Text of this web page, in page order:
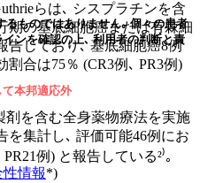
らは､ シスプラチンを含
期の基底細胞癌または有棘細
告しており､ 基底細胞癌8例
合は75％ (CR3例､ PR3例)
剤を含む全身薬物療法を実施
を集計し､ 評価可能46例にお
例) と報告している²⁾｡
ものではありません｡ 個々の患者
ンを確認の上､ 利用者の判断と責
本邦適応外
性情報*)